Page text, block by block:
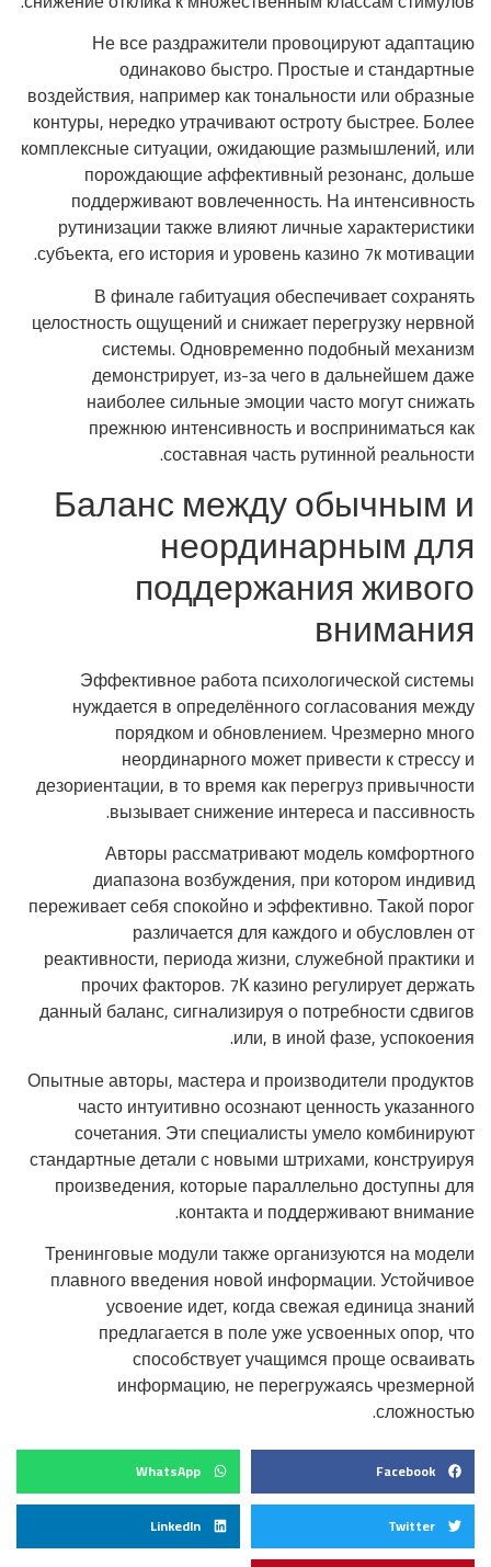
Не все раздражители провоцируют адаптацию
одинаково быстро. Простые и стандартные
воздействия, например как тональности или образные
контуры, нередко утрачивают остроту быстрее. Более
комплексные ситуации, ожидающие размышлений, или
порождающие аффективный резонанс, дольше
поддерживают вовлеченность. На интенсивность
рутинизации также влияют личные характеристики
субъекта, его история и уровень казино 7к мотивации.
В финале габитуация обеспечивает сохранять
целостность ощущений и снижает перегрузку нервной
системы. Одновременно подобный механизм
демонстрирует, из-за чего в дальнейшем даже
наиболее сильные эмоции часто могут снижать
прежнюю интенсивность и восприниматься как
составная часть рутинной реальности.
Баланс между обычным и
неординарным для
поддержания живого
внимания
Эффективное работа психологической системы
нуждается в определённого согласования между
порядком и обновлением. Чрезмерно много
неординарного может привести к стрессу и
дезориентации, в то время как перегруз привычности
вызывает снижение интереса и пассивность.
Авторы рассматривают модель комфортного
диапазона возбуждения, при котором индивид
переживает себя спокойно и эффективно. Такой порог
различается для каждого и обусловлен от
реактивности, периода жизни, служебной практики и
прочих факторов. 7К казино регулирует держать
данный баланс, сигнализируя о потребности сдвигов
или, в иной фазе, успокоения.
Опытные авторы, мастера и производители продуктов
часто интуитивно осознают ценность указанного
сочетания. Эти специалисты умело комбинируют
стандартные детали с новыми штрихами, конструируя
произведения, которые параллельно доступны для
контакта и поддерживают внимание.
Тренинговые модули также организуются на модели
плавного введения новой информации. Устойчивое
усвоение идет, когда свежая единица знаний
предлагается в поле уже усвоенных опор, что
способствует учащимся проще осваивать
информацию, не перегружаясь чрезмерной
сложностью.
Facebook
WhatsApp
Twitter
LinkedIn